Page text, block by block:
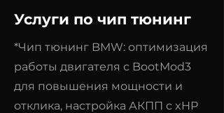
Услуги по чип тюнинг
*Чип тюнинг BMW: оптимизация
работы двигателя с BootMod3
для повышения мощности и
отклика, настройка АКПП с xHP